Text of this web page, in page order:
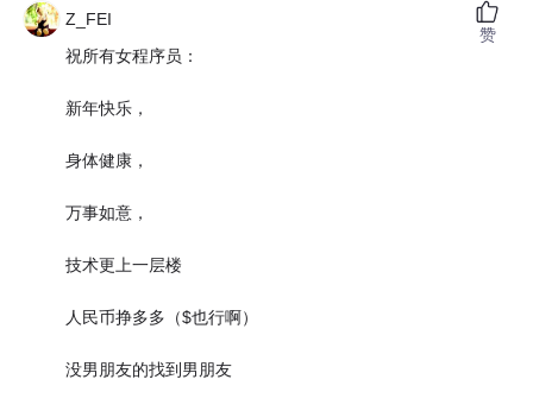
Z_FEI
祝所有女程序员：
新年快乐，
身体健康，
万事如意，
技术更上一层楼
人民币挣多多（$也行啊）
没男朋友的找到男朋友
赞